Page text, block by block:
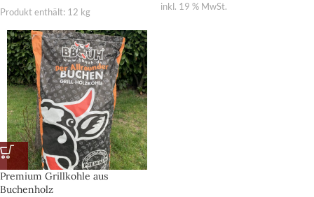
Produkt enthält: 12 kg
inkl. 19 % MwSt.
Premium Grillkohle aus
Buchenholz